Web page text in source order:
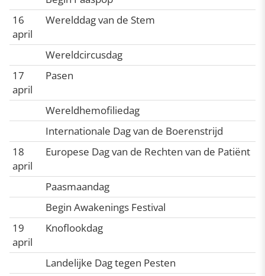
16
april
Werelddag van de Stem
Wereldcircusdag
17
april
Pasen
Wereldhemofiliedag
Internationale Dag van de Boerenstrijd
18
april
Europese Dag van de Rechten van de Patiënt
Paasmaandag
Begin Awakenings Festival
19
april
Knoflookdag
Landelijke Dag tegen Pesten